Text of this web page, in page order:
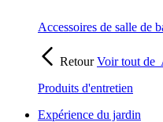
Accessoires de salle de
RetourVoir tout de
Produits d'entretien
Expérience du jardin